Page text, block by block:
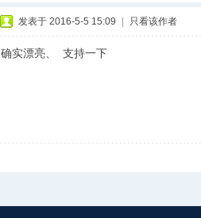
发表于 2016-5-5 15:09 只看该作者
确实漂亮、 支持一下